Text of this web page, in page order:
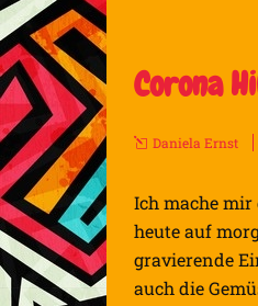
Corona
Daniela Ernst
Ich mache mir
heute auf
gravierende
auch die